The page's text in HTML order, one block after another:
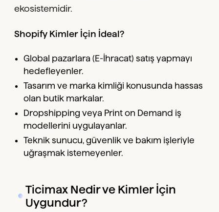
ekosistemidir.
Shopify Kimler İçin İdeal?
Global pazarlara (E-İhracat) satış yapmayı
hedefleyenler.
Tasarım ve marka kimliği konusunda hassas
olan butik markalar.
Dropshipping veya Print on Demand iş
modellerini uygulayanlar.
Teknik sunucu, güvenlik ve bakım işleriyle
uğraşmak istemeyenler.
Ticimax Nedir ve Kimler İçin
Uygundur?